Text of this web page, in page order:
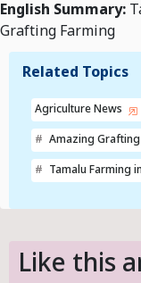
English Summary:
Grafting Farming
Related Topics
Agriculture News
Amazing
Tamalu Farming
Like this